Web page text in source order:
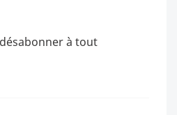
à tout